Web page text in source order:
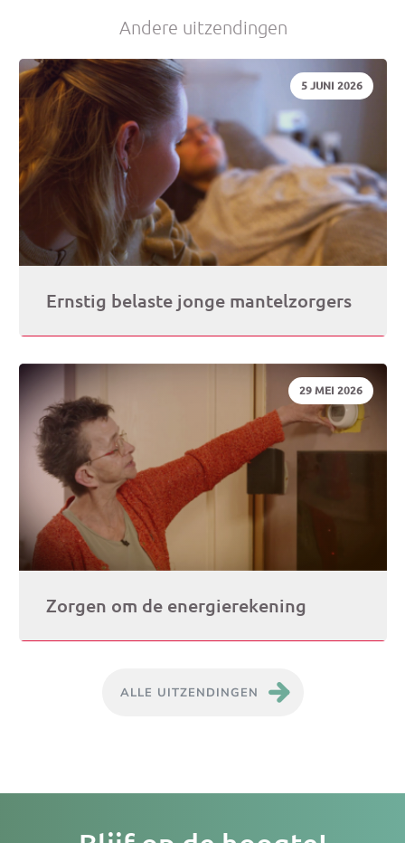
Andere uitzendingen
DATUM:
5 JUNI 2026
Ernstig belaste jonge mantelzorgers
DATUM:
29 MEI 2026
Zorgen om de energierekening
ALLE UITZENDINGEN